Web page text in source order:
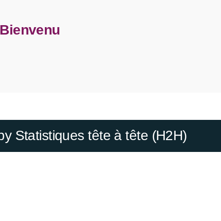
Bienvenu
Statistiques tête à tête (H2H)